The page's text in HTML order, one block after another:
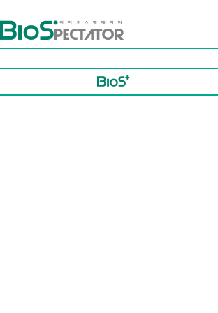
바이오스펙테이터